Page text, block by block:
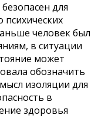
для
человек был
в ситуации
может
обозначить
изоляции для
в
здоровья